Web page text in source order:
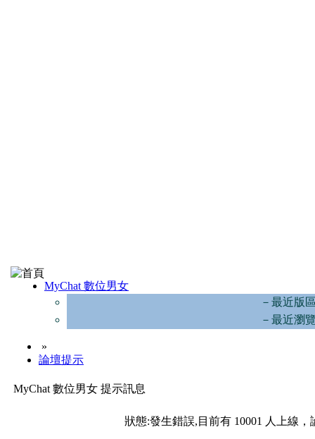
MyChat 數位男女
－最近版
－最近瀏
»
論壇提示
MyChat 數位男女 提示訊息
狀態:發生錯誤,目前有 10001 人上線